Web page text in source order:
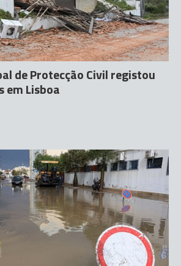
de Protecção Civil registou
em Lisboa